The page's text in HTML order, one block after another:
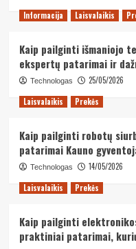
Informacija
Laisvalaikis
Kaip pailginti išmaniojo
ekspertų patarimai ir
Technologas
25/05/2026
Laisvalaikis
Prekės
Kaip pailginti robotų
patarimai Kauno
Technologas
14/05/2026
Laisvalaikis
Prekės
Kaip pailginti
praktiniai patarimai,